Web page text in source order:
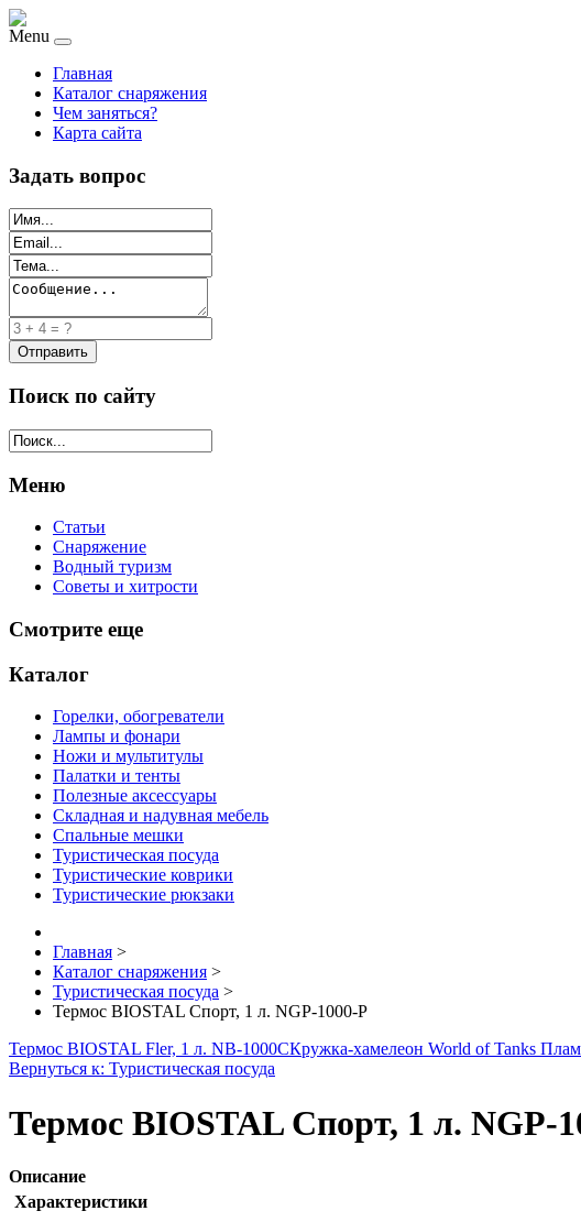
Menu
Главная
Каталог снаряжения
Чем заняться?
Карта сайта
Задать вопрос
Поиск по сайту
Меню
Статьи
Снаряжение
Водный туризм
Советы и хитрости
Смотрите еще
Каталог
Горелки, обогреватели
Лампы и фонари
Ножи и мультитулы
Палатки и тенты
Полезные аксессуары
Складная и надувная мебель
Спальные мешки
Туристическая посуда
Туристические коврики
Туристические рюкзаки
Главная >
Каталог снаряжения >
Туристическая посуда >
Термос BIOSTAL Спорт, 1 л. NGP-1000-P
Термос BIOSTAL Fler, 1 л. NB-1000СКружка-хамелеон World of Tanks
Вернуться к: Туристическая посуда
Термос BIOSTAL Спорт, 1 л. NGP-
Описание
Характеристики